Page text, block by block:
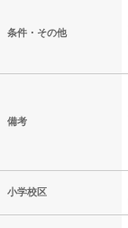
条件・その他
備考
小学校区